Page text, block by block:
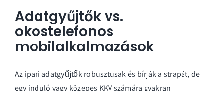
Adatgyűjtők vs.
okostelefonos
mobilalkalmazások
Az ipari adatgyűjtők robusztusak és bírják a strapát, de
egy induló vagy közepes KKV számára gyakran